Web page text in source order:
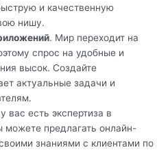
и качественную
нишу.
. Мир переходит на
спрос на удобные и
высок. Создайте
актуальные задачи и
вас есть экспертиза в
можете предлагать онлайн-
знаниями с клиентами по